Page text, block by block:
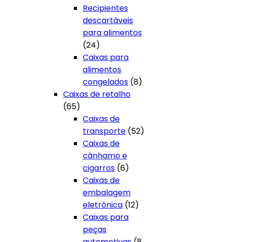
produtos
Recipientes
descartáveis
para alimentos
2424
produtos
Caixas para
alimentos
congelados 88
Caixas de retalho
6565
produtos
Caixas de
transporte 5252
Caixas de
cânhamo e
cigarros 66
Caixas de
embalagem
eletrónica 1212
Caixas para
peças